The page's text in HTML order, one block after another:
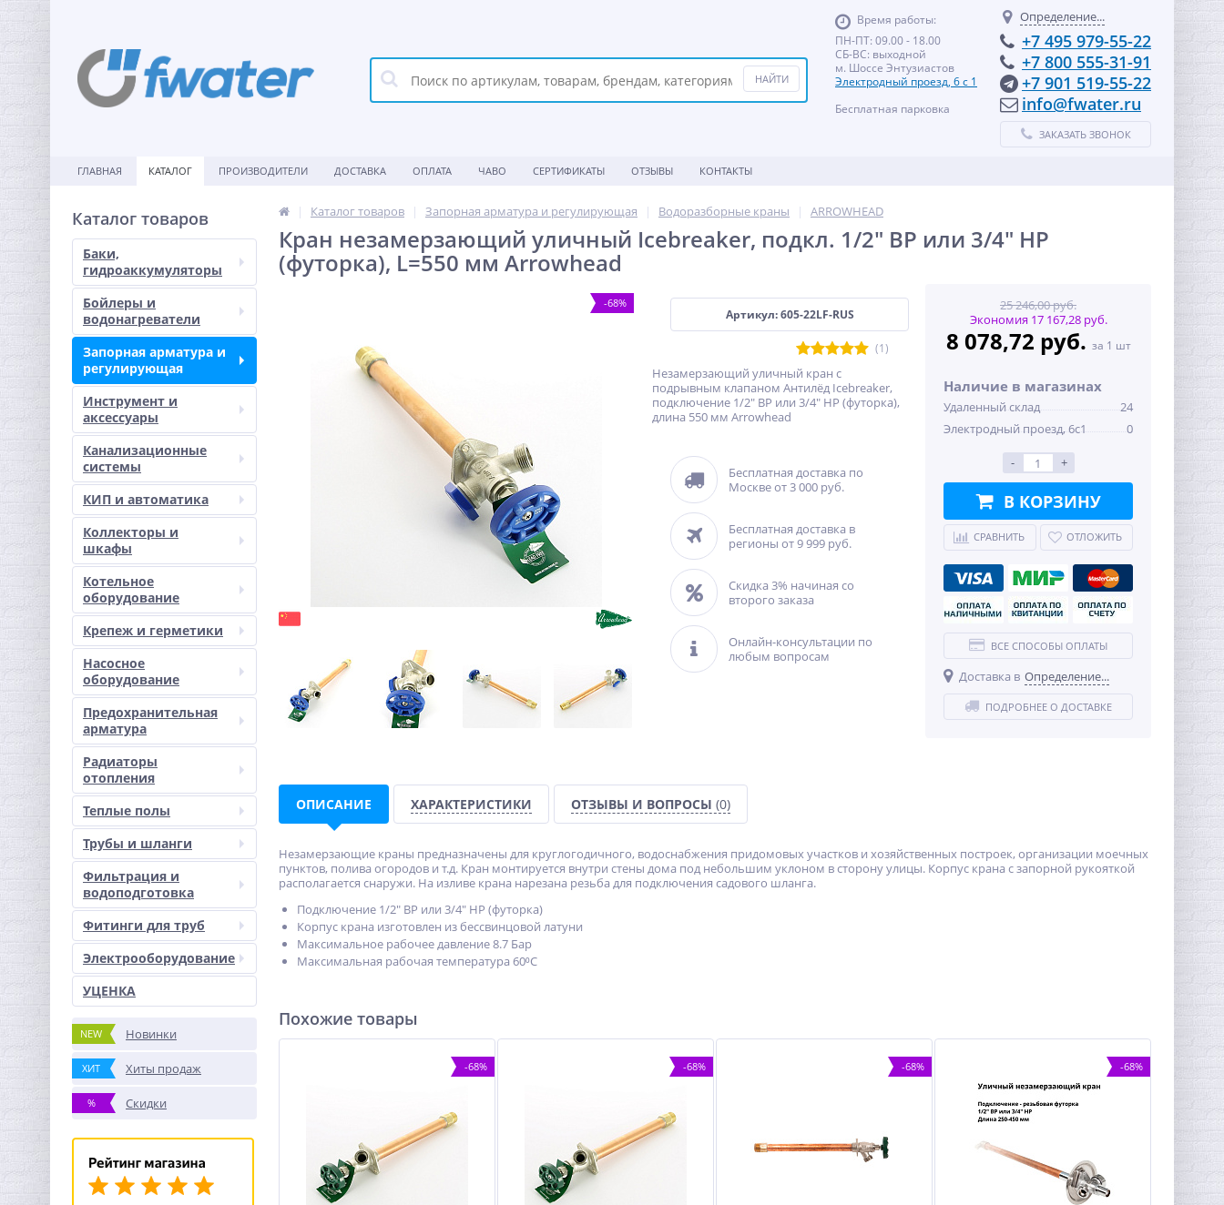
Время работы:
ПН-ПТ: 09.00 - 18.00
СБ-ВС: выходной
м. Шоссе Энтузиастов
Электродный проезд, 6 с 1
Бесплатная парковка
Определение...
+7 495 979-55-22
+7 800 555-31-91
+7 901 519-55-22
info@fwater.ru
ЗАКАЗАТЬ ЗВОНОК
ГЛАВНАЯ КАТАЛОГ ПРОИЗВОДИТЕЛИ ДОСТАВКА ОПЛАТА ЧАВО СЕРТИФИКАТЫ ОТЗЫВЫ КОНТАКТЫ
Каталог товаров
Баки,
гидроаккумуляторы
Бойлеры и
водонагреватели
Запорная арматура и
регулирующая
Инструмент и
аксессуары
Канализационные
системы
КИП и автоматика
Коллекторы и
шкафы
Котельное
оборудование
Крепеж и герметики
Насосное
оборудование
Предохранительная
арматура
Радиаторы
отопления
Теплые полы
Трубы и шланги
Фильтрация и
водоподготовка
Фитинги для труб
Электрооборудование
УЦЕНКА
NEW Новинки
ХИТ Хиты продаж
% Скидки
Каталог товаров Запорная арматура и регулирующая Водоразборные краны ARROWHEAD
Кран незамерзающий уличный Icebreaker, подкл. 1/2" ВР или 3/4" НР
(футорка), L=550 мм Arrowhead
-68%
Артикул: 605-22LF-RUS
(1)
Незамерзающий уличный кран с
подрывным клапаном Антилёд Icebreaker,
подключение 1/2" ВР или 3/4" НР (футорка),
длина 550 мм Arrowhead
Бесплатная доставка по
Москве от 3 000 руб.
Бесплатная доставка в
регионы от 9 999 руб.
Скидка 3% начиная со
второго заказа
Онлайн-консультации по
любым вопросам
25 246,00 руб.
Экономия 17 167,28 руб.
8 078,72 руб. за 1 шт
Наличие в магазинах
Удаленный склад
24
Электродный проезд, 6с1
0
- +
В КОРЗИНУ
СРАВНИТЬ ОТЛОЖИТЬ
ВСЕ СПОСОБЫ ОПЛАТЫ
Доставка в Определение...
ПОДРОБНЕЕ О ДОСТАВКЕ
ОПИСАНИЕ ХАРАКТЕРИСТИКИ ОТЗЫВЫ И ВОПРОСЫ (0)
Незамерзающие краны предназначены для круглогодичного, водоснабжения придомовых участков и хозяйственных построек, организации моечных
пунктов, полива огородов и т.д. Кран монтируется внутри стены дома под небольшим уклоном в сторону улицы. Корпус крана с запорной рукояткой
располагается снаружи. На изливе крана нарезана резьба для подключения садового шланга.
Подключение 1/2" ВР или 3/4" НР (футорка)
Корпус крана изготовлен из бессвинцовой латуни
Максимальное рабочее давление 8.7 Бар
Максимальная рабочая температура 60⁰С
Похожие товары
-68% -68% -68% -68%